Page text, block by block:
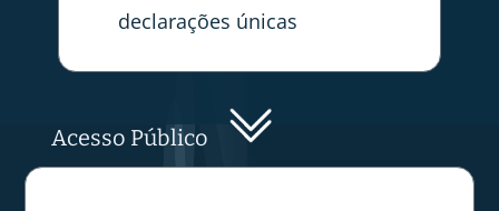
declarações únicas
Acesso Público